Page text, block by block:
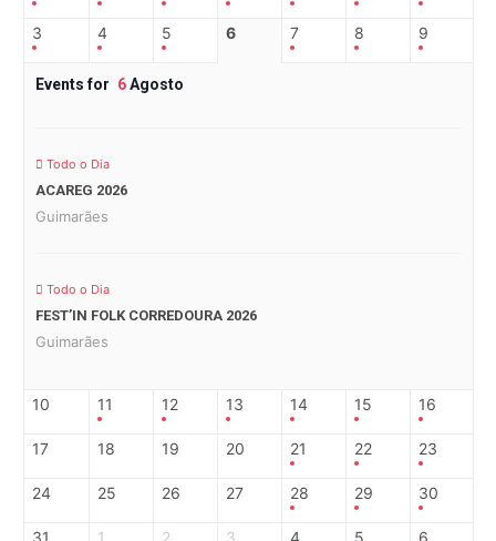
3 4 5 6 7 8 9
Events for 6Agosto
Todo o Dia
ACAREG 2026
Guimarães
Todo o Dia
FEST’IN FOLK CORREDOURA 2026
Guimarães
10 11 12 13 14 15 16
17 18 19 20 21 22 23
24 25 26 27 28 29 30
31 1 2 3 4 5 6